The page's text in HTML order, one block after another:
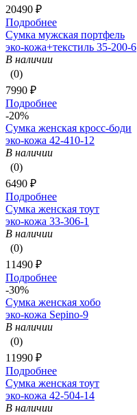
20490 ₽
Подробнее
Сумка мужская портфель
эко-кожа+текстиль 35-200-6
В наличии
(0)
7990 ₽
Подробнее
-20%
Сумка женская кросс-боди
эко-кожа 42-410-12
В наличии
(0)
6490 ₽
Подробнее
Сумка женская тоут
эко-кожа 33-306-1
В наличии
(0)
11490 ₽
Подробнее
-30%
Сумка женская хобо
эко-кожа Sepino-9
В наличии
(0)
11990 ₽
Подробнее
Сумка женская тоут
эко-кожа 42-504-14
В наличии